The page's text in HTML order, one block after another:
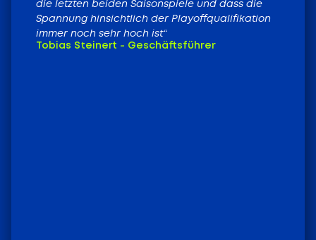
die letzten beiden Saisonspiele und dass die
Spannung hinsichtlich der Playoffqualifikation
immer noch sehr hoch ist“
Tobias Steinert - Geschäftsführer